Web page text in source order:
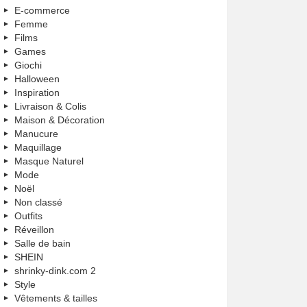
E-commerce
Femme
Films
Games
Giochi
Halloween
Inspiration
Livraison & Colis
Maison & Décoration
Manucure
Maquillage
Masque Naturel
Mode
Noël
Non classé
Outfits
Réveillon
Salle de bain
SHEIN
shrinky-dink.com 2
Style
Vêtements & tailles